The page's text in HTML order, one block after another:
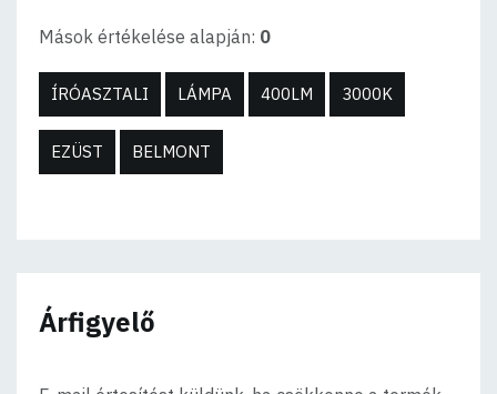
Mások értékelése alapján: 0
ÍRÓASZTALI LÁMPA 400LM 3000K
EZÜST BELMONT
Árfigyelő